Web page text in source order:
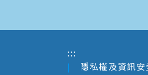
:::
隱私權及資訊